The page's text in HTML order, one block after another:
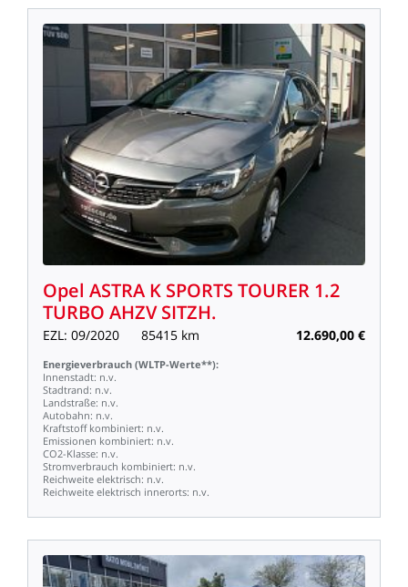
Opel ASTRA K SPORTS TOURER 1.2
TURBO AHZV SITZH.
EZL: 09/2020 85415 km 12.690,00 €
Energieverbrauch (WLTP-Werte**):
Innenstadt: n.v.
Stadtrand: n.v.
Landstraße: n.v.
Autobahn: n.v.
Kraftstoff kombiniert: n.v.
Emissionen kombiniert: n.v.
CO2-Klasse: n.v.
Stromverbrauch kombiniert: n.v.
Reichweite elektrisch: n.v.
Reichweite elektrisch innerorts: n.v.